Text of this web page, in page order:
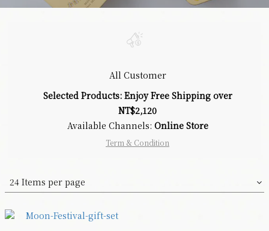
All Customer
Selected Products: Enjoy Free Shipping over
NT$2,120
Available Channels: Online Store
Term & Condition
24 Items per page